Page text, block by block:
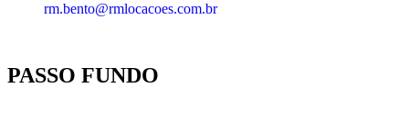
rm.bento@rmlocacoes.com.br
PASSO FUNDO